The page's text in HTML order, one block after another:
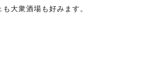
大衆酒場も好みます。